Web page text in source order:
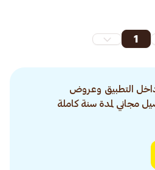
1
التطبيق وعروض
مجاني لمدة سنة كاملة